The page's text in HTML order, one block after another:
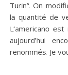
Turin”. On
la quantité de
L’americano
aujourd’hui
renommés. Je